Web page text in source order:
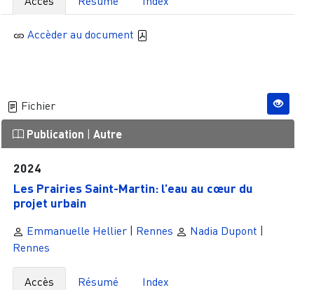
Accèder au document
Fichier
Publication | Autre
2024
Les Prairies Saint-Martin: l’eau au cœur du
projet urbain
Emmanuelle Hellier| Rennes Nadia Dupont
Rennes
Accès Résumé Index